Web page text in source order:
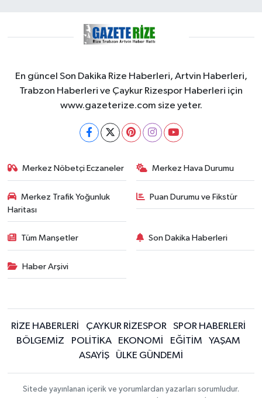
En güncel Son Dakika Rize Haberleri, Artvin Haberleri,
Trabzon Haberleri ve Çaykur Rizespor Haberleri için
www.gazeterize.com size yeter.
Merkez Nöbetçi Eczaneler Merkez Hava Durumu
Merkez Trafik Yoğunluk
Haritası
Puan Durumu ve Fikstür
Tüm Manşetler Son Dakika Haberleri
Haber Arşivi
RİZE HABERLERİ ÇAYKUR RİZESPOR
SPOR HABERLERİ
BÖLGEMİZ
POLİTİKA EKONOMİ EĞİTİM
YAŞAM
ASAYİŞ
ÜLKE GÜNDEMİ
Sitede yayınlanan içerik ve yorumlardan yazarları sorumludur.